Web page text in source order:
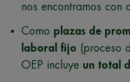
nos encontramos con
Como plazas de
laboral fijo (proceso
OEP incluye un total